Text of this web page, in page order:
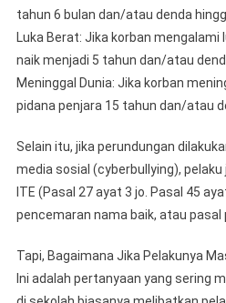
tahun 6 bulan dan/atau denda
​Luka Berat: Jika korban mengalami
naik menjadi 5 tahun dan/atau
​Meninggal Dunia: Jika korban
pidana penjara 15 tahun dan/atau
​Selain itu, jika perundungan
media sosial (cyberbullying), pelaku
ITE (Pasal 27 ayat 3 jo. Pasal 45
pencemaran nama baik, atau pasal
​Tapi, Bagaimana Jika Pelakunya
​Ini adalah pertanyaan yang sering